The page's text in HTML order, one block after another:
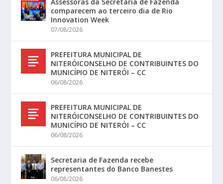
Assessoras da Secretaria de Fazenda
comparecem ao terceiro dia de Rio
Innovation Week
07/08/2026
PREFEITURA MUNICIPAL DE
NITERÓICONSELHO DE CONTRIBUINTES DO
MUNICÍPIO DE NITERÓI – CC
06/08/2026
PREFEITURA MUNICIPAL DE
NITERÓICONSELHO DE CONTRIBUINTES DO
MUNICÍPIO DE NITERÓI – CC
06/08/2026
Secretaria de Fazenda recebe
representantes do Banco Banestes
06/08/2026